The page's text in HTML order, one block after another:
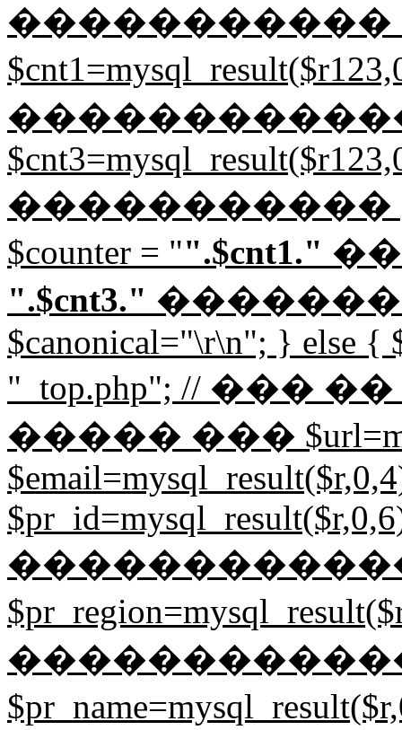
�����������
�����������
$counter = "".$cnt1."
".$cnt3."
$canonical="\r\n"; } else {
"_top.php"; // ���
����� ���